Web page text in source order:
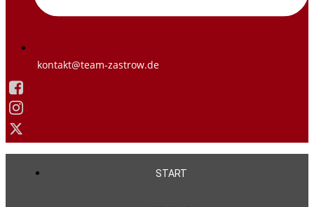
kontakt@team-zastrow.de
START